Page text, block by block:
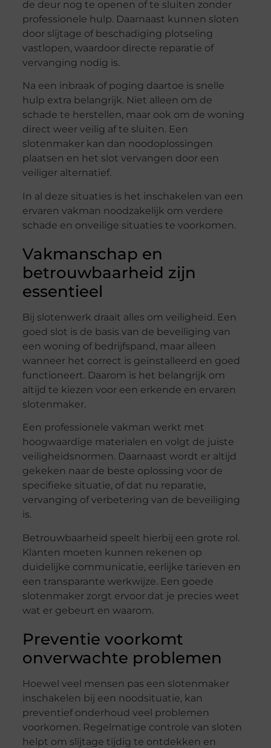
de deur nog te openen of te sluiten zonder
professionele hulp. Daarnaast kunnen sloten
door slijtage of beschadiging plotseling
vastlopen, waardoor directe reparatie of
vervanging nodig is.
Na een inbraak of poging daartoe is snelle
hulp extra belangrijk. Niet alleen om de
schade te herstellen, maar ook om de woning
direct weer veilig af te sluiten. Een
slotenmaker kan dan noodoplossingen
plaatsen en het slot vervangen door een
veiliger alternatief.
In al deze situaties is het inschakelen van een
ervaren vakman noodzakelijk om verdere
schade en onveilige situaties te voorkomen.
Vakmanschap en
betrouwbaarheid zijn
essentieel
Bij slotenwerk draait alles om veiligheid. Een
goed slot is de basis van de beveiliging van
een woning of bedrijfspand, maar alleen
wanneer het correct is geïnstalleerd en goed
functioneert. Daarom is het belangrijk om
altijd te kiezen voor een erkende en ervaren
slotenmaker.
Een professionele vakman werkt met
hoogwaardige materialen en volgt de juiste
veiligheidsnormen. Daarnaast wordt er altijd
gekeken naar de beste oplossing voor de
specifieke situatie, of dat nu reparatie,
vervanging of verbetering van de beveiliging
is.
Betrouwbaarheid speelt hierbij een grote rol.
Klanten moeten kunnen rekenen op
duidelijke communicatie, eerlijke tarieven en
een transparante werkwijze. Een goede
slotenmaker zorgt ervoor dat je precies weet
wat er gebeurt en waarom.
Preventie voorkomt
onverwachte problemen
Hoewel veel mensen pas een slotenmaker
inschakelen bij een noodsituatie, kan
preventief onderhoud veel problemen
voorkomen. Regelmatige controle van sloten
helpt om slijtage tijdig te ontdekken en